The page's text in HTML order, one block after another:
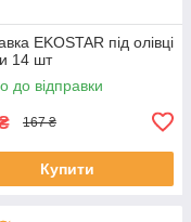
EKOSTAR під олівці
14 шт
до відправки
167 ₴
Купити